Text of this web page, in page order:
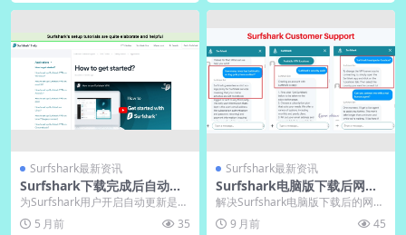
Surfshark最新资讯
Surfshark下载完成后自动更
新功能开启建议
为Surfshark用户开启自动更新是保
障网络安全与性能的关键步骤。该
功能确保V...
5 月前 35
Surfshark最新资讯
Surfshark电脑版下载后网络
冲突？中文版虚拟网卡重置
解决Surfshark电脑版下载后的网络
冲突问题，涵盖虚拟网卡驱动重置
步骤与常见...
9 月前 45